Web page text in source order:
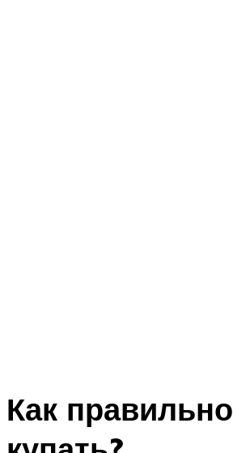
Как правильно